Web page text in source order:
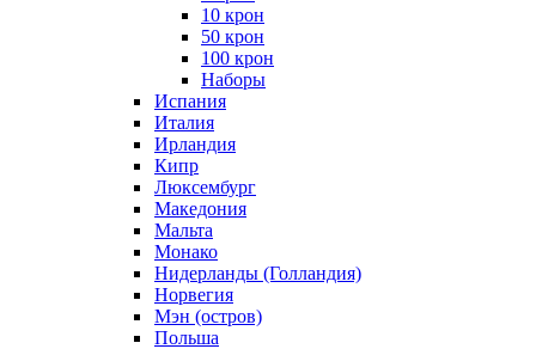
10 крон
50 крон
100 крон
Наборы
Испания
Италия
Ирландия
Кипр
Люксембург
Македония
Мальта
Монако
Нидерланды (Голландия)
Норвегия
Мэн (остров)
Польша